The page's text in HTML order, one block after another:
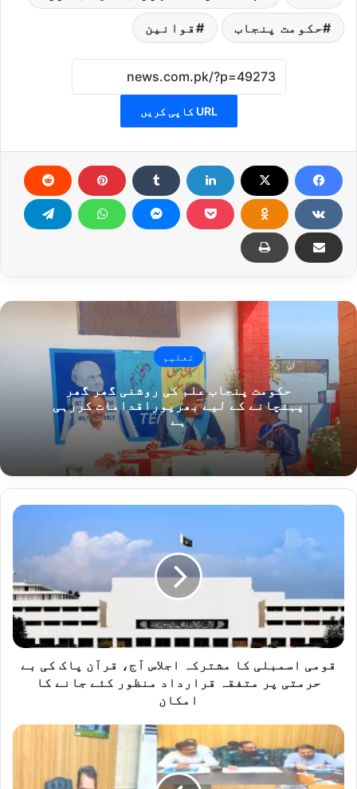
حکومت پنجاب قوانین
URL کاپی کریں
تعلیم
حکومت پنجاب علم کی روشنی گھر گھر
پہنچانے کے لیے بھرپوراقدامات کررہی
ہے
قومی
قرآن
پاک
کی
بے
قرارداد
منظور
کئے
جانے
قومی اسمبلی کا مشترکہ اجلاس آج، قرآن پاک کی بے
حرمتی پر متفقہ قرارداد منظور کئے جانے کا
امکان
محرم
الحرام
میں
امن